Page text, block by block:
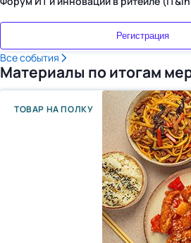
Регистрация
Все события
Материалы по итогам
ТОВАР НА ПОЛКУ